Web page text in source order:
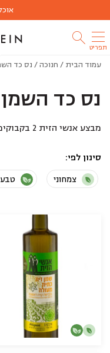
תפריט
עמוד הבית / חנוכה/ נס כד
נס כד השמן
מבצע אנשי הזית 2 בקבוקים 750מ"ל ב- 130ש"ח .
סינון לפי
צמחוני